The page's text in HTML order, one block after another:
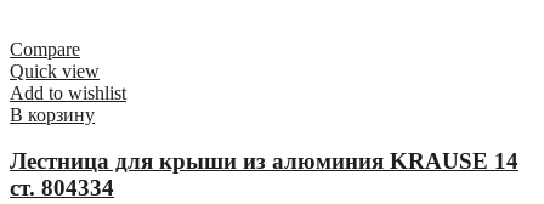
Compare
Quick view
Add to wishlist
В корзину
Лестница для крыши из алюминия KRAUSE 14
ст. 804334